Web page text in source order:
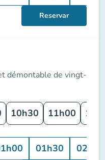
Reservar
démontable de vingt-
10h30 11h00
01h30 02h00